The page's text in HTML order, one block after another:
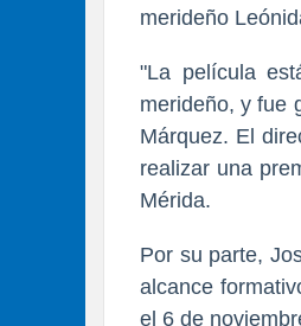
merideño
"La película
merideño, y fue
Márquez. El
realizar una
Mérida.
Por su parte,
alcance
el 6 de